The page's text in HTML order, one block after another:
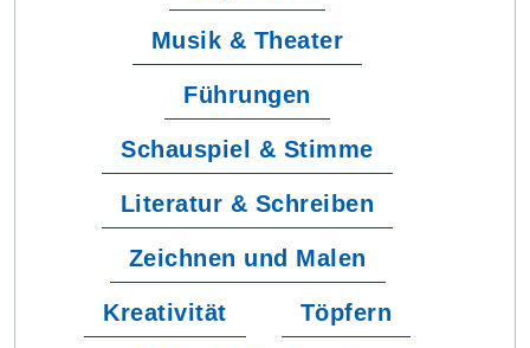
Musik & Theater
Führungen
Schauspiel & Stimme
Literatur & Schreiben
Zeichnen und Malen
Kreativität Töpfern